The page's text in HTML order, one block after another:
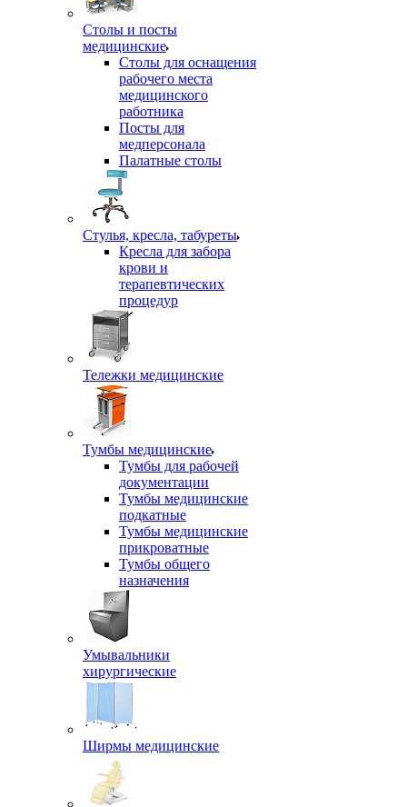
Столы и посты
медицинские
Столы для оснащения
рабочего места
медицинского
работника
Посты для
медперсонала
Палатные столы
Стулья, кресла, табуреты
Кресла для забора
крови и
терапевтических
процедур
Тележки медицинские
Тумбы медицинские
Тумбы для рабочей
документации
Тумбы медицинские
подкатные
Тумбы медицинские
прикроватные
Тумбы общего
назначения
Умывальники
хирургические
Ширмы медицинские